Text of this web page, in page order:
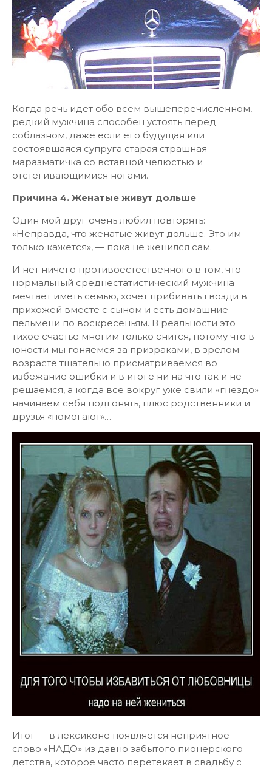
Когда речь идет обо всем вышеперечисленном,
редкий мужчина способен устоять перед
соблазном, даже если его будущая или
состоявшаяся супруга старая страшная
маразматичка со вставной челюстью и
отстегивающимися ногами.
Причина 4. Женатые живут дольше
Один мой друг очень любил повторять:
«Неправда, что женатые живут дольше. Это им
только кажется», — пока не женился сам.
И нет ничего противоестественного в том, что
нормальный среднестатистический мужчина
мечтает иметь семью, хочет прибивать гвозди в
прихожей вместе с сыном и есть домашние
пельмени по воскресеньям. В реальности это
тихое счастье многим только снится, потому что в
юности мы гоняемся за призраками, в зрелом
возрасте тщательно присматриваемся во
избежание ошибки и в итоге ни на что так и не
решаемся, а когда все вокруг уже свили «гнездо»
начинаем себя подгонять, плюс родственники и
друзья «помогают»…
Итог — в лексиконе появляется неприятное
слово «НАДО» из давно забытого пионерского
детства, которое часто перетекает в свадьбу с